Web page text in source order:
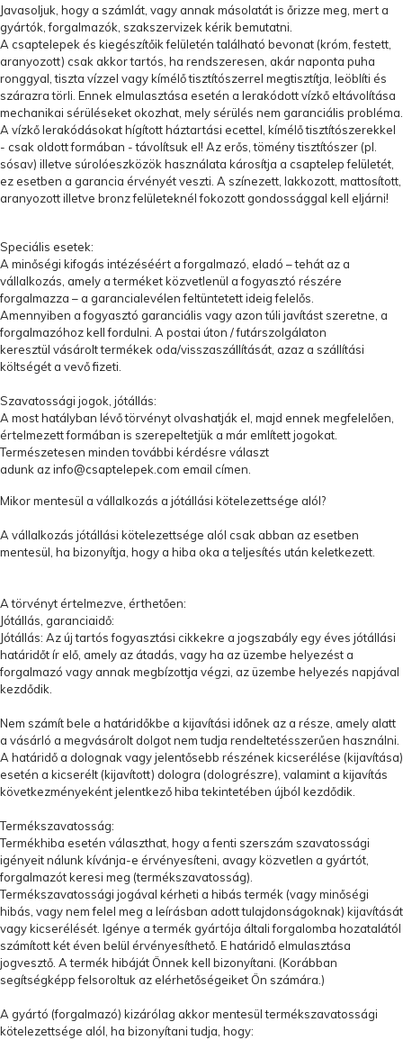
Javasoljuk, hogy a számlát, vagy annak másolatát is őrizze meg, mert a
gyártók, forgalmazók, szakszervizek kérik bemutatni.
A csaptelepek és kiegészítőik felületén található bevonat (króm, festett,
aranyozott) csak akkor tartós, ha rendszeresen, akár naponta puha
ronggyal, tiszta vízzel vagy kímélő tisztítószerrel megtisztítja, leöblíti és
szárazra törli. Ennek elmulasztása esetén a lerakódott vízkő eltávolítása
mechanikai sérüléseket okozhat, mely sérülés nem garanciális probléma.
A vízkő lerakódásokat hígított háztartási ecettel, kímélő tisztítószerekkel
- csak oldott formában - távolítsuk el! Az erős, tömény tisztítószer (pl.
sósav) illetve súrolóeszközök használata károsítja a csaptelep felületét,
ez esetben a garancia érvényét veszti. A színezett, lakkozott, mattosított,
aranyozott illetve bronz felületeknél fokozott gondossággal kell eljárni!
Speciális esetek:
A minőségi kifogás intézéséért a forgalmazó, eladó – tehát az a
vállalkozás, amely a terméket közvetlenül a fogyasztó részére
forgalmazza – a garancialevélen feltüntetett ideig felelős.
Amennyiben a fogyasztó garanciális vagy azon túli javítást szeretne, a
forgalmazóhoz kell fordulni. A postai úton / futárszolgálaton
keresztül vásárolt termékek oda/visszaszállítását, azaz a szállítási
költségét a vevő fizeti.
Szavatossági jogok, jótállás:
A most hatályban lévő törvényt olvashatják el, majd ennek megfelelően,
értelmezett formában is szerepeltetjük a már említett jogokat.
Természetesen minden további kérdésre választ
adunk azinfo@csaptelepek.com email címen.
Mikor mentesül a vállalkozás a jótállási kötelezettsége alól?
A vállalkozás jótállási kötelezettsége alól csak abban az esetben
mentesül, ha bizonyítja, hogy a hiba oka a teljesítés után keletkezett.
A törvényt értelmezve, érthetően:
Jótállás, garanciaidő:
Jótállás: Az új tartós fogyasztási cikkekre a jogszabály egy éves jótállási
határidőt ír elő, amely az átadás, vagy ha az üzembe helyezést a
forgalmazó vagy annak megbízottja végzi, az üzembe helyezés napjával
kezdődik.
Nem számít bele a határidőkbe a kijavítási időnek az a része, amely alatt
a vásárló a megvásárolt dolgot nem tudja rendeltetésszerűen használni.
A határidő a dolognak vagy jelentősebb részének kicserélése (kijavítása)
esetén a kicserélt (kijavított) dologra (dologrészre), valamint a kijavítás
következményeként jelentkező hiba tekintetében újból kezdődik.
Termékszavatosság:
Termékhiba esetén választhat, hogy a fenti szerszám szavatossági
igényeit nálunk kívánja-e érvényesíteni, avagy közvetlen a gyártót,
forgalmazót keresi meg (termékszavatosság).
Termékszavatossági jogával kérheti a hibás termék (vagy minőségi
hibás, vagy nem felel meg a leírásban adott tulajdonságoknak) kijavítását
vagy kicserélését. Igénye a termék gyártója általi forgalomba hozatalától
számított két éven belül érvényesíthető. E határidő elmulasztása
jogvesztő. A termék hibáját Önnek kell bizonyítani. (Korábban
segítségképp felsoroltuk az elérhetőségeiket Ön számára.)
A gyártó (forgalmazó) kizárólag akkor mentesül termékszavatossági
kötelezettsége alól, ha bizonyítani tudja, hogy: